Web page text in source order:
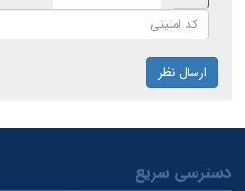
ارسال نظر
دسترسی سریع